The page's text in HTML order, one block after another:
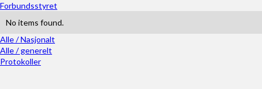
Forbundsstyret
No items found.
Alle / Nasjonalt
Alle / generelt
Protokoller